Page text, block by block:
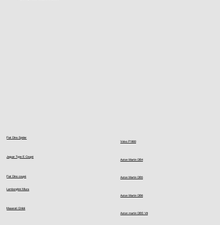
Volvo P1800
Aston Martin DB4
Aston Martin DB5
Aston Martin DB6
Aston martin DBS V8
Fiat Dino Spider
Jaguar Type E Coupé
Lamborghini Miura
Maserati Ghibli
Fiat Dino coupé